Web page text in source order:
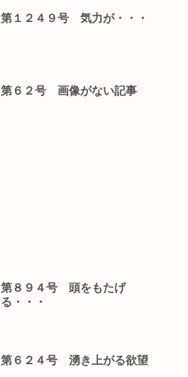
第１２４９号 気力が・・・
第６２号 画像がない記事
第８９４号 頭をもたげ
る・・・
第６２４号 湧き上がる欲望